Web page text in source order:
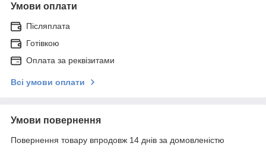
Умови оплати
Післяплата
Готівкою
Оплата за реквізитами
Всі умови оплати
Умови повернення
Повернення товару впродовж 14 днів за домовленістю